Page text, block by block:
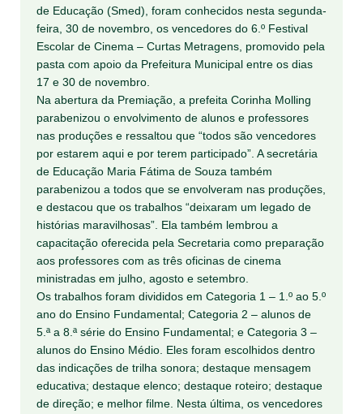
de Educação (Smed), foram conhecidos nesta segunda-
feira, 30 de novembro, os vencedores do 6.º Festival
Escolar de Cinema – Curtas Metragens, promovido pela
pasta com apoio da Prefeitura Municipal entre os dias
17 e 30 de novembro.
Na abertura da Premiação, a prefeita Corinha Molling
parabenizou o envolvimento de alunos e professores
nas produções e ressaltou que “todos são vencedores
por estarem aqui e por terem participado”. A secretária
de Educação Maria Fátima de Souza também
parabenizou a todos que se envolveram nas produções,
e destacou que os trabalhos “deixaram um legado de
histórias maravilhosas”. Ela também lembrou a
capacitação oferecida pela Secretaria como preparação
aos professores com as três oficinas de cinema
ministradas em julho, agosto e setembro.
Os trabalhos foram divididos em Categoria 1 – 1.º ao 5.º
ano do Ensino Fundamental; Categoria 2 – alunos de
5.ª a 8.ª série do Ensino Fundamental; e Categoria 3 –
alunos do Ensino Médio. Eles foram escolhidos dentro
das indicações de trilha sonora; destaque mensagem
educativa; destaque elenco; destaque roteiro; destaque
de direção; e melhor filme. Nesta última, os vencedores